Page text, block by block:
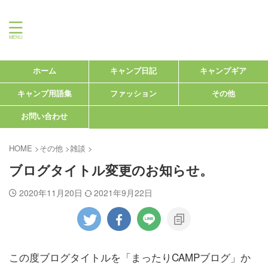
ホーム キャンプ日記 キャンプギア
キャンプ用語集 ファッション その他
お問い合わせ
HOME >その他 >雑談 >
ブログタイトル変更のお知らせ。
2020年11月20日 2021年9月22日
この度ブログタイトルを「まったりCAMPブログ」か